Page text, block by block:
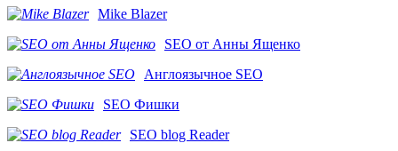
Mike Blazer
SEO от Анны Ященко
Англоязычное SEO
SEO Фишки
SEO blog Reader